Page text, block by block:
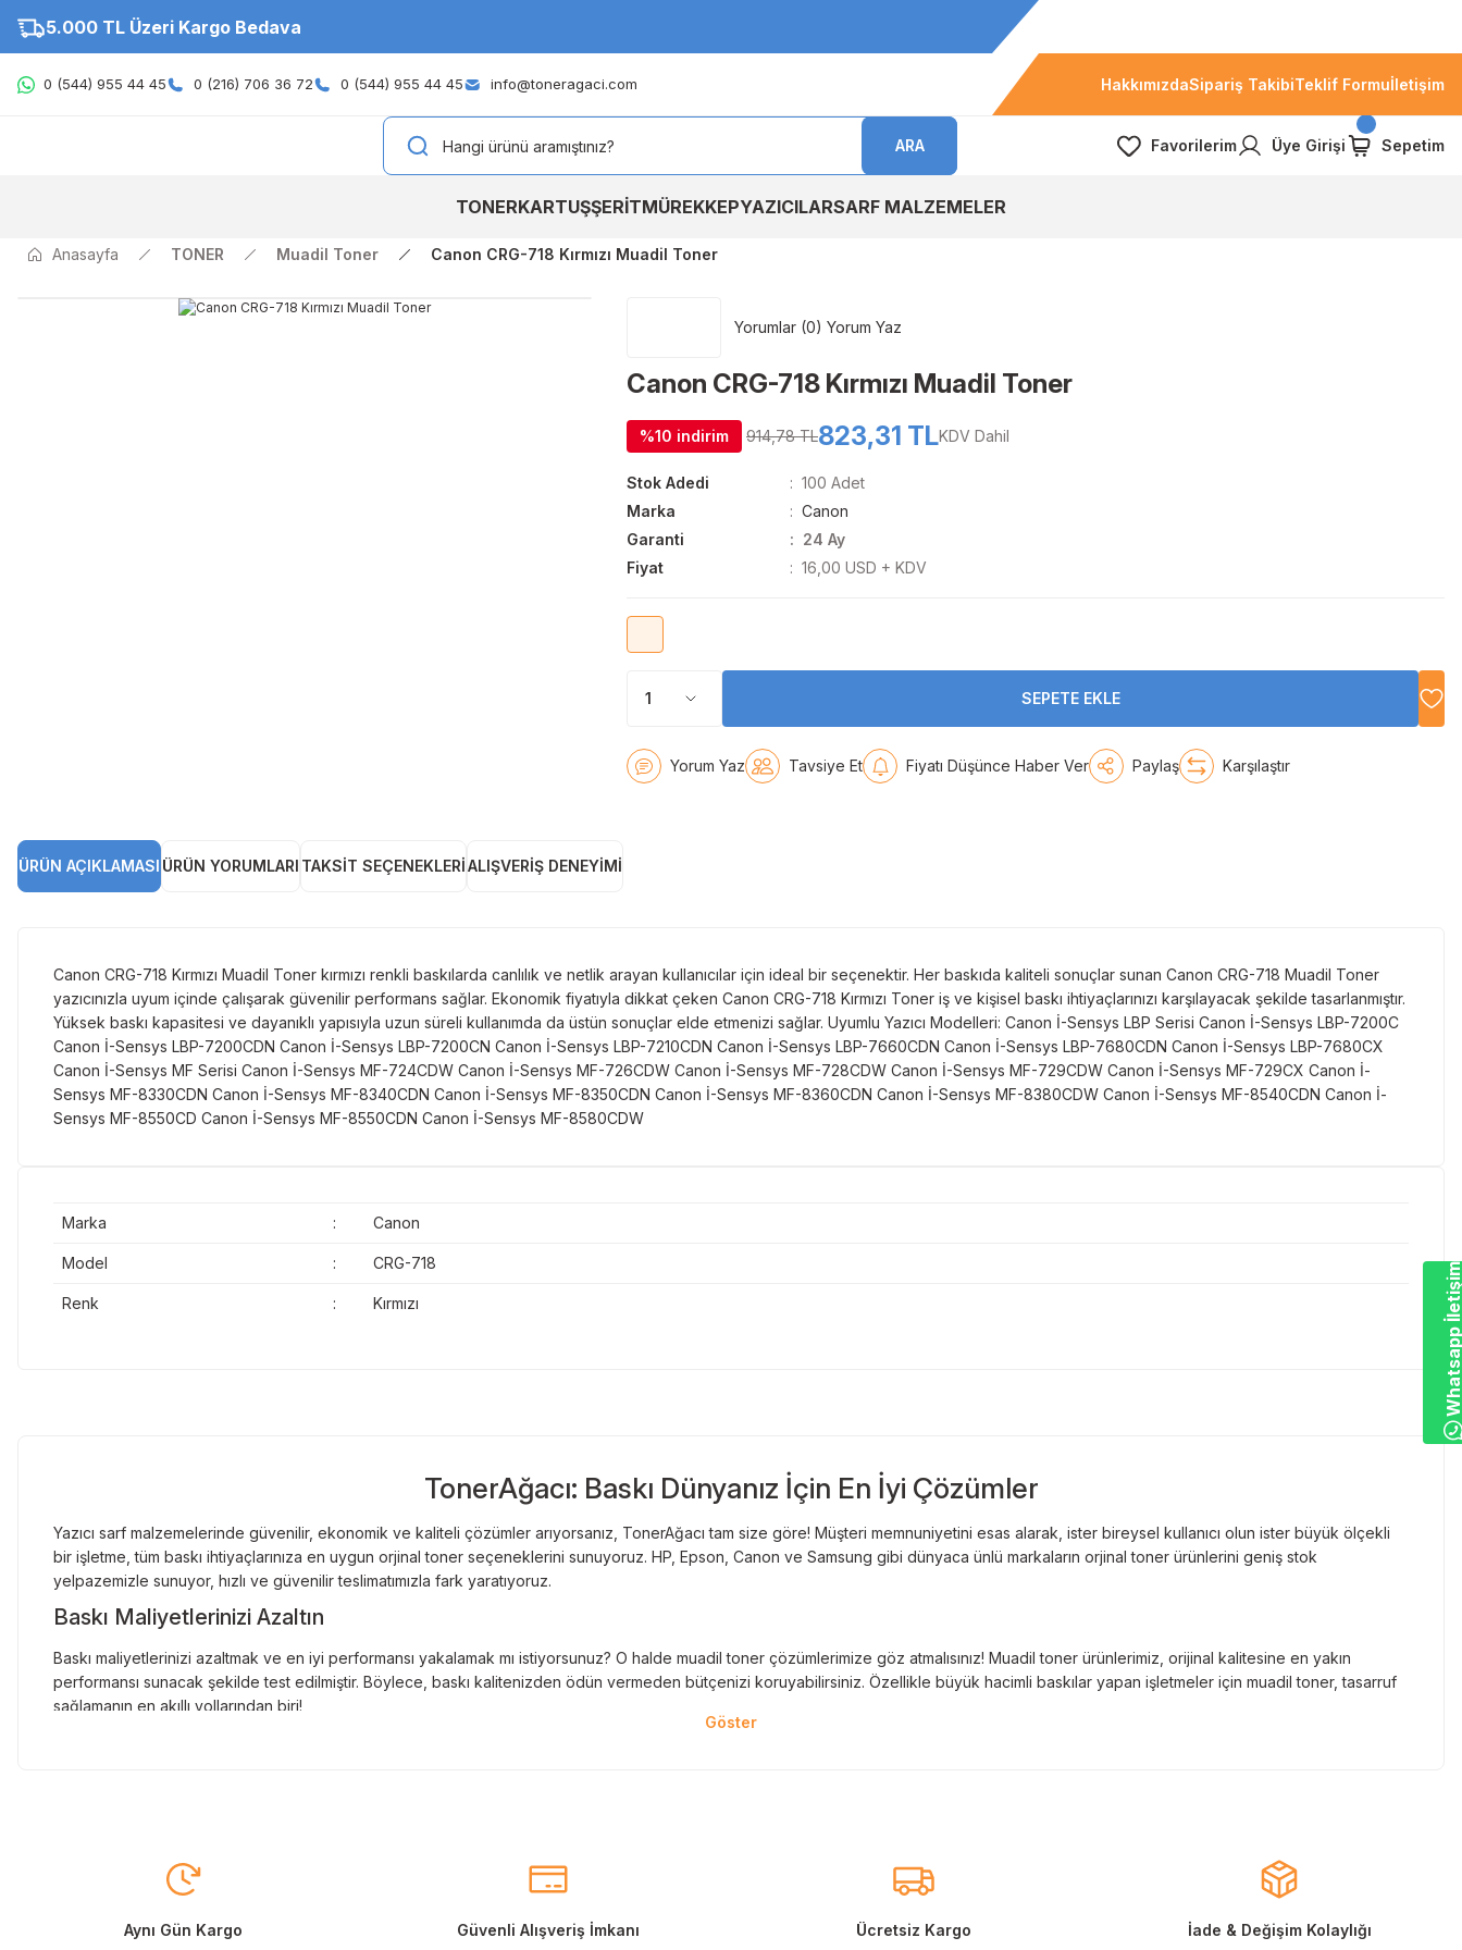
5.000 TL Üzeri Kargo Bedava
0 (544) 955 44 45 0 (216) 706 36 72 0 (544) 955 44 45 info@toneragaci.com HakkımızdaSipariş TakibiTeklif Formuİletişim
ARA Favorilerim Üye Girişi Sepetim
TONERKARTUŞŞERİTMÜREKKEPYAZICILARSARF MALZEMELER
Anasayfa TONER Muadil Toner Canon CRG-718 Kırmızı Muadil Toner
Yorumlar (0) Yorum Yaz
Canon CRG-718 Kırmızı Muadil Toner
%10 indirim 914,78 TL823,31 TLKDV Dahil
Stok Adedi
100 Adet
Marka
Canon
Garanti
24 Ay
Fiyat
16,00 USD + KDV
SEPETE EKLE
Yorum Yaz Tavsiye Et Fiyatı Düşünce Haber Ver Paylaş Karşılaştır
ÜRÜN AÇIKLAMASI ÜRÜN YORUMLARI TAKSIT SEÇENEKLERIALIŞVERIŞ DENEYIMI
Canon CRG-718 Kırmızı Muadil Toner kırmızı renkli baskılarda canlılık ve netlik arayan kullanıcılar için ideal bir seçenektir. Her baskıda kaliteli sonuçlar sunan Canon CRG-718 Muadil Toner
yazıcınızla uyum içinde çalışarak güvenilir performans sağlar. Ekonomik fiyatıyla dikkat çeken Canon CRG-718 Kırmızı Toner iş ve kişisel baskı ihtiyaçlarınızı karşılayacak şekilde tasarlanmıştır.
Yüksek baskı kapasitesi ve dayanıklı yapısıyla uzun süreli kullanımda da üstün sonuçlar elde etmenizi sağlar. Uyumlu Yazıcı Modelleri: Canon İ-Sensys LBP Serisi Canon İ-Sensys LBP-7200C
Canon İ-Sensys LBP-7200CDN Canon İ-Sensys LBP-7200CN Canon İ-Sensys LBP-7210CDN Canon İ-Sensys LBP-7660CDN Canon İ-Sensys LBP-7680CDN Canon İ-Sensys LBP-7680CX
Canon İ-Sensys MF Serisi Canon İ-Sensys MF-724CDW Canon İ-Sensys MF-726CDW Canon İ-Sensys MF-728CDW Canon İ-Sensys MF-729CDW Canon İ-Sensys MF-729CX Canon İ-
Sensys MF-8330CDN Canon İ-Sensys MF-8340CDN Canon İ-Sensys MF-8350CDN Canon İ-Sensys MF-8360CDN Canon İ-Sensys MF-8380CDW Canon İ-Sensys MF-8540CDN Canon İ-
Sensys MF-8550CD Canon İ-Sensys MF-8550CDN Canon İ-Sensys MF-8580CDW
Marka : Canon
Model : CRG-718
Renk : Kırmızı
TonerAğacı: Baskı Dünyanız İçin En İyi Çözümler
Yazıcı sarf malzemelerinde güvenilir, ekonomik ve kaliteli çözümler arıyorsanız, TonerAğacı tam size göre! Müşteri memnuniyetini esas alarak, ister bireysel kullanıcı olun ister büyük ölçekli
bir işletme, tüm baskı ihtiyaçlarınıza en uygun orjinal toner seçeneklerini sunuyoruz. HP, Epson, Canon ve Samsung gibi dünyaca ünlü markaların orjinal toner ürünlerini geniş stok
yelpazemizle sunuyor, hızlı ve güvenilir teslimatımızla fark yaratıyoruz.
Baskı Maliyetlerinizi Azaltın
Baskı maliyetlerinizi azaltmak ve en iyi performansı yakalamak mı istiyorsunuz? O halde muadil toner çözümlerimize göz atmalısınız! Muadil toner ürünlerimiz, orijinal kalitesine en yakın
performansı sunacak şekilde test edilmiştir. Böylece, baskı kalitenizden ödün vermeden bütçenizi koruyabilirsiniz. Özellikle büyük hacimli baskılar yapan işletmeler için muadil toner, tasarruf
sağlamanın en akıllı yollarından biri!
Maliyetleri düşürmek isteyen kullanıcılar için muadil kartuş seçeneklerimiz de mevcuttur. Muadil kartuş, kaliteli baskıyı uygun fiyatlarla almanızı sağlarken, uzun ömürlü ve dayanıklı yapısıyla
Orjinal Mürekkep ile Canlı Baskılar
Aynı Gün Kargo
Güvenli Alışveriş İmkanı
Ücretsiz Kargo
İade & Değişim Kolaylığı